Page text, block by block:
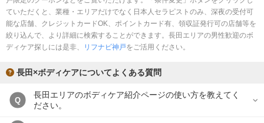
こだわり条件を変更
ていただくと、業種・エリアだけでなく日本人セラピストのみ、深夜の受付可
能な店舗、クレジットカードOK、ポイントカード有、領収証発行可の店舗等を
絞り込んで、より詳細に検索することができます。長田エリアの男性歓迎のボ
ディケア探しには是非、
リフナビ神戸をご活用ください。
長田×ボディケアについてよくある質問
Q
長田エリアのボディケア紹介ページの使い方を教えてく
ださい。